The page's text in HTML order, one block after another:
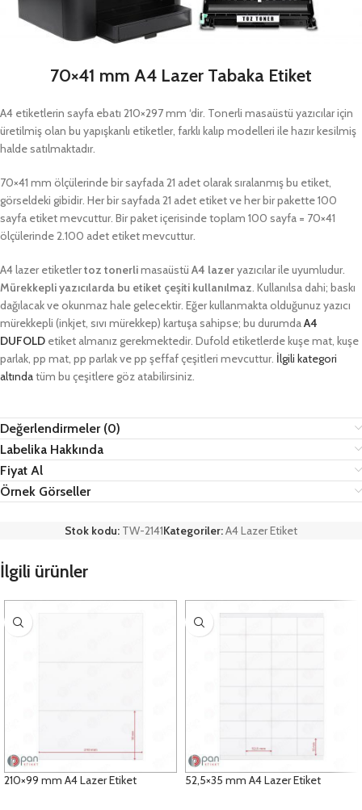
70×41 mm A4 Lazer Tabaka Etiket
A4 etiketlerin sayfa ebatı 210×297 mm ‘dir. Tonerli masaüstü yazıcılar için
üretilmiş olan bu yapışkanlı etiketler, farklı kalıp modelleri ile hazır kesilmiş
halde satılmaktadır.
70×41 mm ölçülerinde bir sayfada 21 adet olarak sıralanmış bu etiket,
görseldeki gibidir. Her bir sayfada 21 adet etiket ve her bir pakette 100
sayfa etiket mevcuttur. Bir paket içerisinde toplam 100 sayfa = 70×41
ölçülerinde 2.100 adet etiket mevcuttur.
A4 lazer etiketlertoz tonerlimasaüstü A4 lazeryazıcılar ile uyumludur.
Mürekkepli yazıcılarda bu etiket çeşiti kullanılmaz. Kullanılsa dahi; baskı
dağılacak ve okunmaz hale gelecektir. Eğer kullanmakta olduğunuz yazıcı
mürekkepli (inkjet, sıvı mürekkep) kartuşa sahipse; bu durumdaA4
DUFOLD etiket almanız gerekmektedir. Dufold etiketlerde kuşe mat, kuşe
parlak, pp mat, pp parlak ve pp şeffaf çeşitleri mevcuttur. İlgili kategori
altındatüm bu çeşitlere göz atabilirsiniz.
Değerlendirmeler (0)
Labelika Hakkında
Fiyat Al
Örnek Görseller
Stok kodu: TW-2141Kategoriler:A4 Lazer Etiket
İlgili ürünler
210×99 mm A4 Lazer Etiket 52,5×35 mm A4 Lazer Etiket